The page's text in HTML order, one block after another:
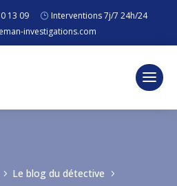
13 09
Interventions 7j/7 24h/24
investigations.com
5 Le blog du détective 5